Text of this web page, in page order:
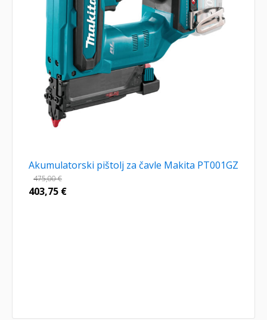
Akumulatorski pištolj za čavle Makita PT001GZ
475,00€
403,75 €